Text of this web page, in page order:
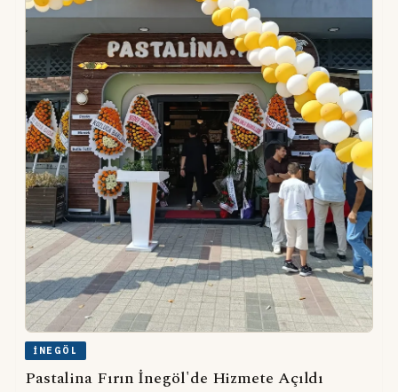
İNEGÖL
Pastalina Fırın İnegöl'de Hizmete Açıldı